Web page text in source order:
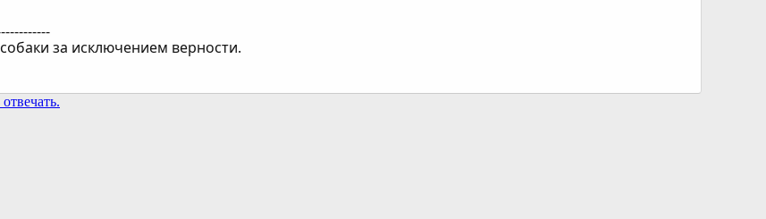
за исключением верности.